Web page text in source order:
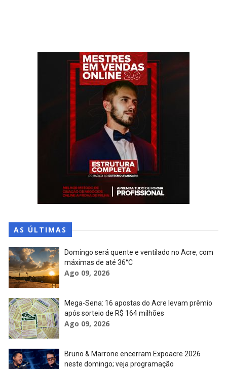
AS ÚLTIMAS
Domingo será quente e ventilado no Acre, com
máximas de até 36°C
Ago 09, 2026
Mega-Sena: 16 apostas do Acre levam prêmio
após sorteio de R$ 164 milhões
Ago 09, 2026
Bruno & Marrone encerram Expoacre 2026
neste domingo; veja programação